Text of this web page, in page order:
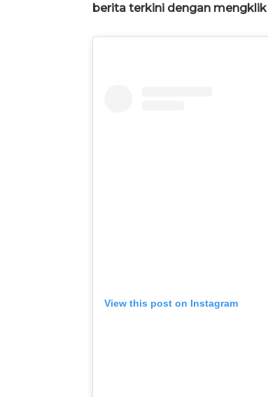
berita terkini dengan mengklik
View this post on Instagram